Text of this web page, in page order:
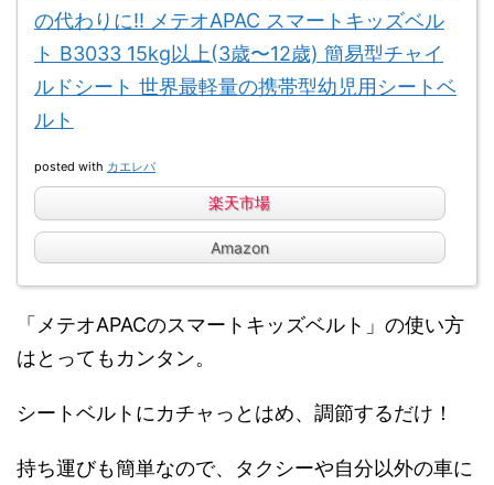
の代わりに!! メテオAPAC スマートキッズベル
ト B3033 15kg以上(3歳〜12歳) 簡易型チャイ
ルドシート 世界最軽量の携帯型幼児用シートベ
ルト
posted with カエレバ
楽天市場
Amazon
「メテオAPACのスマートキッズベルト」の使い方
はとってもカンタン。
シートベルトにカチャっとはめ、調節するだけ！
持ち運びも簡単なので、タクシーや自分以外の車に